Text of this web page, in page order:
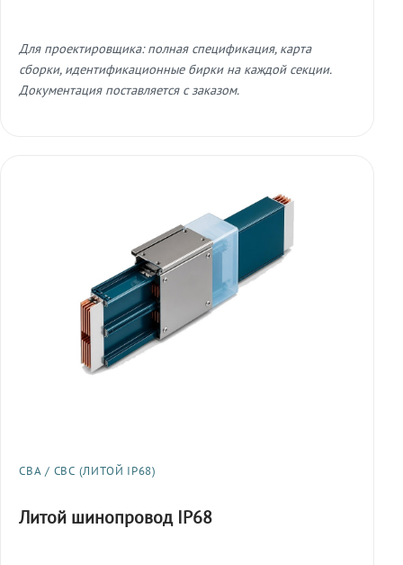
Для проектировщика: полная спецификация, карта
сборки, идентификационные бирки на каждой секции.
Документация поставляется с заказом.
СВА / СВС (ЛИТОЙ IP68)
Литой шинопровод IP68